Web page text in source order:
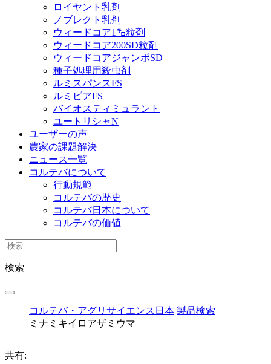
ロイヤント乳剤
ノブレクト乳剤
ウィードコア1㌔粒剤
ウィードコア200SD粒剤
ウィードコアジャンボSD
種子処理用殺虫剤
ルミスパンスFS
ルミビアFS
バイオスティミュラント
ユートリシャN
ユーザーの声
農家の課題解決
ニュース一覧
コルテバについて
行動規範
コルテバの歴史
コルテバ日本について
コルテバの価値
検索
コルテバ・アグリサイエンス日本 製品検索
ミナミキイロアザミウマ
共有: